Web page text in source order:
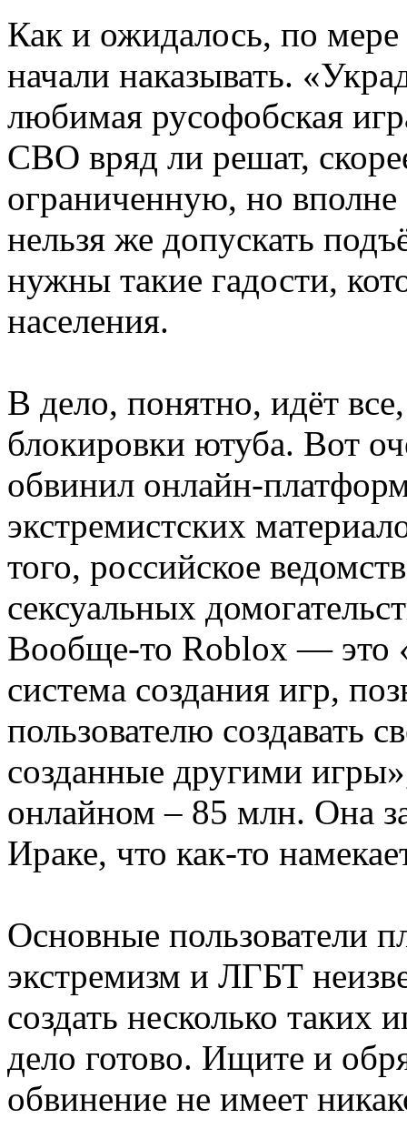
Как и ожидалось, по
начали наказывать.
любимая русофобская
СВО вряд ли решат,
ограниченную, но
нельзя же допускать
нужны такие гадости,
населения.
В дело, понятно, идёт
блокировки ютуба. Вот
обвинил онлайн-
экстремистских
того, российское
сексуальных
Вообще-то Roblox — это
система создания игр,
пользователю создавать
созданные другими
онлайном – 85 млн. Она
Ираке, что как-то
Основные пользователи
экстремизм и ЛГБТ
создать несколько таких
дело готово. Ищите и
обвинение не имеет